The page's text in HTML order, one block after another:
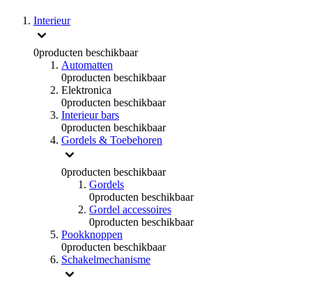
Interieur
0producten beschikbaar
Automatten
0producten beschikbaar
Elektronica
0producten beschikbaar
Interieur bars
0producten beschikbaar
Gordels & Toebehoren
0producten beschikbaar
Gordels
0producten beschikbaar
Gordel accessoires
0producten beschikbaar
Pookknoppen
0producten beschikbaar
Schakelmechanisme